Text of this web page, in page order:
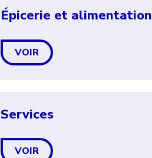
Épicerie et alimentation
VOIR
Services
VOIR